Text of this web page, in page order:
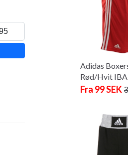
Adidas
Rød/Hvit IBA
Fra 99 SEK